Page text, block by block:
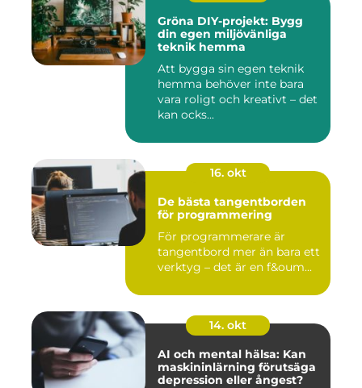
Gröna DIY-projekt: Bygg
din egen miljövänliga
teknik hemma
Att bygga sin egen teknik
hemma behöver inte bara
vara roligt och kreativt – det
kan ocks...
16. okt
De bästa tangentborden
för programmering
För programmerare är
tangentbord mer än bara ett
verktyg – det är en f&oum...
14. okt
AI och mental hälsa: Kan
maskininlärning förutsäga
depression eller ångest?